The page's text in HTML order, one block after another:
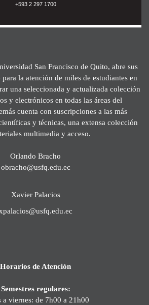
+593 2 297 1700
San Francisco de Quito, abre sus
la atención de miles de estudiantes en
una seleccionada y actualizada colección
y electrónicos en todas las áreas del
cuenta con suscripciones a las más
y técnicas, una extensa colección
multimedia y acceso.
Orlando Bracho
obracho@usfq.edu.ec
Xavier Palacios
Horarios de Atención
Semestres regulares:
a viernes: de 7h00 a 21h00